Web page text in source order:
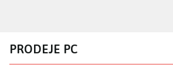
obsahu
PRODEJE PC